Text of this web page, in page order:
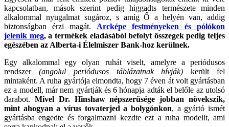
kapcsolatban, mások szerint pedig higgadts természete minden
alkalommal nyugalmat sugároz, s amíg Ő a helyén van, addig
biztonságban érzi magát. Arcképe festményeken és pólókon
jelenik meg, a termékek eladásából befolyt összegek pedig teljes
egészében az Alberta-i Élelmiszer Bank-hoz kerülnek.
Egy alkalommal egy olyan ruhát viselt, amelyre a periódusos
rendszer (angolul periódusos táblázatnak hívják) került fel
mintaként. A ruha gyártója elmondta, hogy 7 éven át volt gyártásban
ez a modell, már nem gyártják és 6 hónapja adták el belőle az utolsó
darabot. Mivel Dr. Hinshaw népszerűsége jobban növekszik,
mint ahogyan a vírus tovaterjed a bolygónkon, a gyártó ismét
gyártásba engedte és forgalmazni kezdte ezt a ruha modellt, ami